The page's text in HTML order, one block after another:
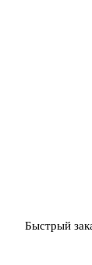
Быстрый